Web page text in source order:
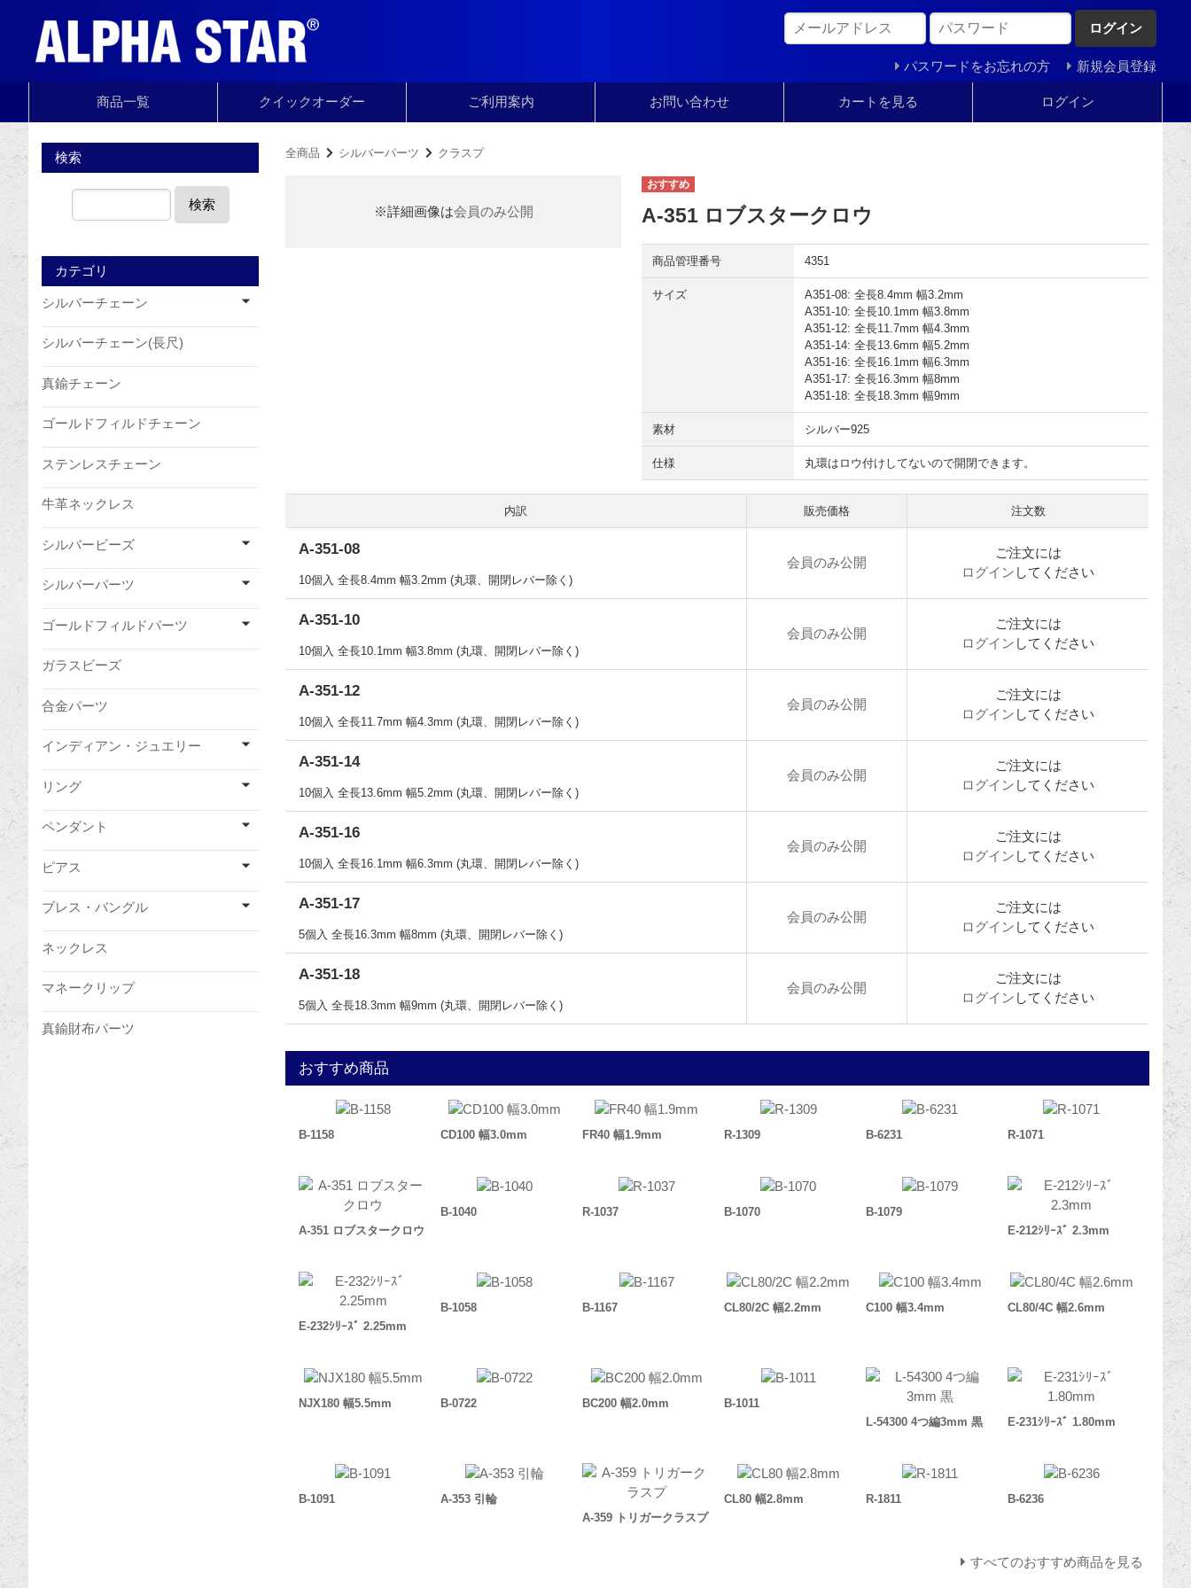
ログイン
パスワードをお忘れの方 新規会員登録
商品一覧 クイックオーダー ご利用案内 お問い合わせ カートを見る ログイン
全商品 シルバーパーツ クラスプ
※詳細画像は会員のみ公開 A-351 ロブスタークロウ
商品管理番号 4351
サイズ
A351-08: 全長8.4mm 幅3.2mm
A351-10: 全長10.1mm 幅3.8mm
A351-12: 全長11.7mm 幅4.3mm
A351-14: 全長13.6mm 幅5.2mm
A351-16: 全長16.1mm 幅6.3mm
A351-17: 全長16.3mm 幅8mm
A351-18: 全長18.3mm 幅9mm
素材 シルバー925
仕様 丸環はロウ付けしてないので開閉できます。
内訳 販売価格 注文数
A-351-08
10個入 全長8.4mm 幅3.2mm (丸環、開閉レバー除く)
会員のみ公開
ご注文には
ログイン してください
A-351-10
10個入 全長10.1mm 幅3.8mm (丸環、開閉レバー除く)
会員のみ公開
ご注文には
ログイン してください
A-351-12
10個入 全長11.7mm 幅4.3mm (丸環、開閉レバー除く)
会員のみ公開
ご注文には
ログイン してください
A-351-14
10個入 全長13.6mm 幅5.2mm (丸環、開閉レバー除く)
会員のみ公開
ご注文には
ログイン してください
A-351-16
10個入 全長16.1mm 幅6.3mm (丸環、開閉レバー除く)
会員のみ公開
ご注文には
ログイン してください
A-351-17
5個入 全長16.3mm 幅8mm (丸環、開閉レバー除く)
会員のみ公開
ご注文には
ログイン してください
A-351-18
5個入 全長18.3mm 幅9mm (丸環、開閉レバー除く)
会員のみ公開
ご注文には
ログイン してください
おすすめ商品
B-1158 CD100 幅3.0mm FR40 幅1.9mm R-1309 B-6231 R-1071
A-351 ロブスタークロウ
B-1040 R-1037 B-1070
B-1079
E-212ｼﾘｰｽﾞ 2.3mm
E-232ｼﾘｰｽﾞ 2.25mm
B-1058 B-1167 CL80/2C 幅2.2mm C100 幅3.4mm CL80/4C 幅2.6mm
NJX180 幅5.5mm B-0722 BC200 幅2.0mm
B-1011
L-54300 4つ編3mm 黒
E-231ｼﾘｰｽﾞ 1.80mm
B-1091
A-353 引輪
A-359 トリガークラスプ
CL80 幅2.8mm R-1811 B-6236
すべてのおすすめ商品を見る
検索
検索
カテゴリ
シルバーチェーン
シルバーチェーン(長尺)
真鍮チェーン
ゴールドフィルドチェーン
ステンレスチェーン
牛革ネックレス
シルバービーズ
シルバーパーツ
ゴールドフィルドパーツ
ガラスビーズ
合金パーツ
インディアン・ジュエリー
リング
ペンダント
ピアス
ブレス・バングル
ネックレス
マネークリップ
真鍮財布パーツ